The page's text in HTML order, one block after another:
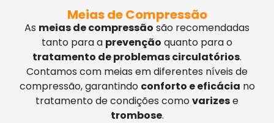
Meias de Compressão
As meias de compressão são recomendadas
tanto para a prevenção quanto para o
tratamento de problemas circulatórios.
Contamos com meias em diferentes níveis de
compressão, garantindo conforto e eficácia no
tratamento de condições comovarizese
trombose.